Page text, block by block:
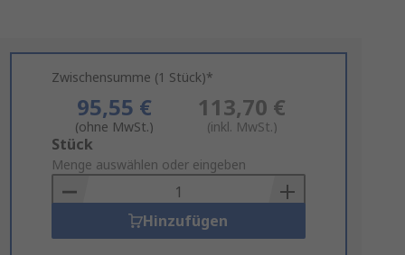
Zwischensumme (1 Stück)*
95,55 €
(ohne MwSt.)
113,70 €
(inkl. MwSt.)
Add
to
Basket
Stück
Menge auswählen oder eingeben
Hinzufügen